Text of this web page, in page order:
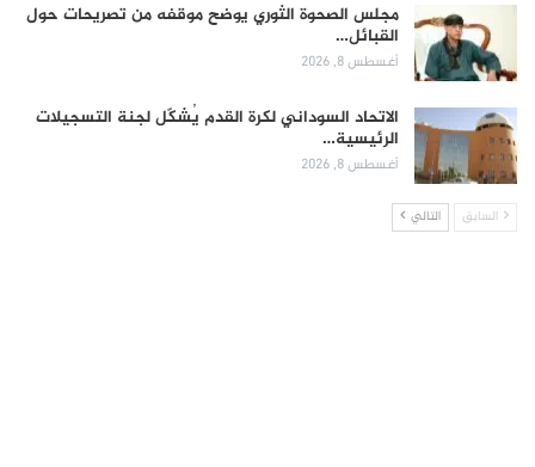
مجلس الصحوة الثوري يوضح موقفه من تصريحات حول
القبائل…
أغسطس 8, 2026
الاتحاد السوداني لكرة القدم يُشكّل لجنة التسجيلات
الرئيسية…
أغسطس 8, 2026
السابق التالي